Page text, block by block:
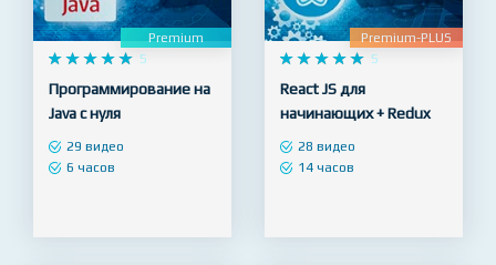
NEW
    
    
Программирование на
Java с нуля
NEW
    
     5
React JS для
начинающих + Redux